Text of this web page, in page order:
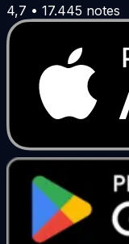
4,7 • 17.445 notes